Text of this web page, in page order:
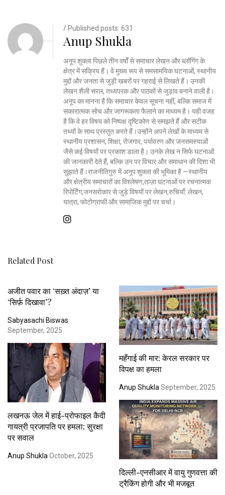
/ Published posts: 631
Anup Shukla
अनूप शुक्ला पिछले तीन वर्षों से समाचार लेखन और ब्लॉगिंग के
क्षेत्र में सक्रिय हैं। वे मुख्य रूप से समसामयिक घटनाओं, स्थानीय
मुद्दों और जनता से जुड़ी खबरों पर गहराई से लिखते हैं। उनकी
लेखन शैली सरल, तथ्यपरक और पाठकों से जुड़ाव बनाने वाली है।
अनूप का मानना है कि समाचार केवल सूचना नहीं, बल्कि समाज में
सकारात्मक सोच और जागरूकता फैलाने का माध्यम है। यही वजह
है कि वे हर विषय को निष्पक्ष दृष्टिकोण से समझते हैं और सटीक
तथ्यों के साथ प्रस्तुत करते हैं।उन्होंने अपने लेखों के माध्यम से
स्थानीय प्रशासन, शिक्षा, रोजगार, पर्यावरण और जनसमस्याओं
जैसे कई विषयों पर प्रकाश डाला है। उनके लेख न सिर्फ घटनाओं
की जानकारी देते हैं, बल्कि उन पर विचार और समाधान की दिशा भी
सुझाते हैं।राजनीतिगुरु में अनूप शुक्ला की भूमिका है —स्थानीय
और क्षेत्रीय समाचारों का विश्लेषण,ताज़ा घटनाओं पर रचनात्मक
रिपोर्टिंग,जनसरोकार से जुड़े विषयों पर लेखन,रुचियाँ: लेखन,
यात्रा, फोटोग्राफी और सामाजिक मुद्दों पर चर्चा।
Related Post
अजीत पवार का ‘सख़्त अंदाज़’ या
‘सिर्फ़ दिखावा’?
Sabyasachi Biswas
September, 2025
महँगाई की मार: केरल सरकार पर
विपक्ष का हमला
Anup Shukla September, 2025
लखनऊ जेल में हाई-प्रोफाइल कैदी
गायत्री प्रजापति पर हमला; सुरक्षा
पर सवाल
Anup Shukla October, 2025
दिल्ली-एनसीआर में वायु गुणवत्ता की
ट्रैकिंग होगी और भी मजबूत